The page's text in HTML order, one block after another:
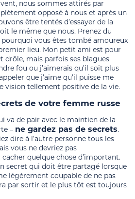
nous sommes attirés par
opposé à nous et après un
être tentés d’essayer de la
le même que nous. Prenez du
vous êtes tombé amoureux
lieu. Mon petit ami est pour
drôle, mais parfois ses blagues
fou ou j’aimerais qu’il soit plus
que j’aime qu’il puisse me
vision tellement positive de la vie.
de votre femme russe
va de pair avec le maintien de la
– ne gardez pas de secrets.
dire à l’autre personne tous les
vous ne devriez pas
quelque chose d’important.
secret qui doit être partagé lorsque
légèrement coupable de ne pas
par sortir et le plus tôt est toujours